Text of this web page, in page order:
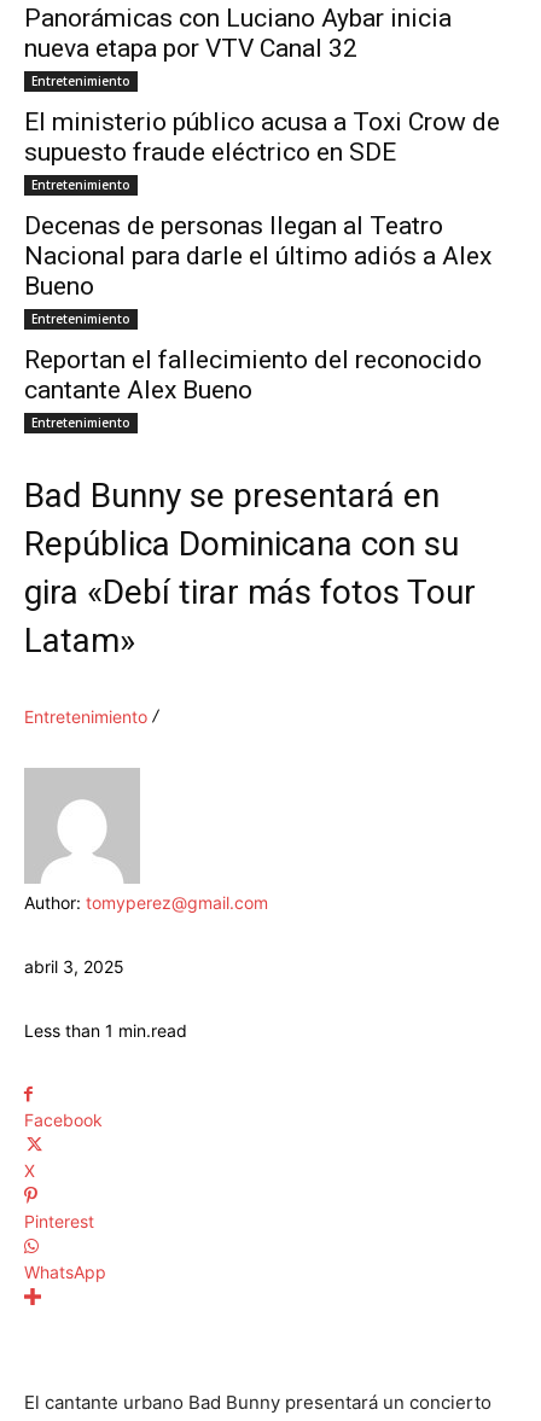
Panorámicas con Luciano Aybar inicia
nueva etapa por VTV Canal 32
Entretenimiento
El ministerio público acusa a Toxi Crow de
supuesto fraude eléctrico en SDE
Entretenimiento
Decenas de personas llegan al Teatro
Nacional para darle el último adiós a Alex
Bueno
Entretenimiento
Reportan el fallecimiento del reconocido
cantante Alex Bueno
Entretenimiento
Bad Bunny se presentará en
República Dominicana con su
gira «Debí tirar más fotos Tour
Latam»
Entretenimiento
Author: tomyperez@gmail.com
abril 3, 2025
Less than 1 min.read
Facebook
X
Pinterest
WhatsApp
El cantante urbano Bad Bunny presentará un concierto